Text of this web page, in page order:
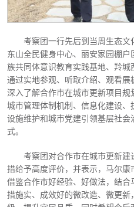
考察团一行先后到当周生态文
东山全民健身中心、丽安家园棚
族共同体意识教育实践基地、羚城
通过实地参观、听取介绍、观看展
深入了解合作市在城市更新项目
城市管理体制机制、信息化建设
设施维护和城市党建引领基层社
式。
考察团对合作市在城市更新
措给予高度评价，并表示，马尔
借鉴合作市好经验、好做法，结
措施实、成效好的微改造、微更